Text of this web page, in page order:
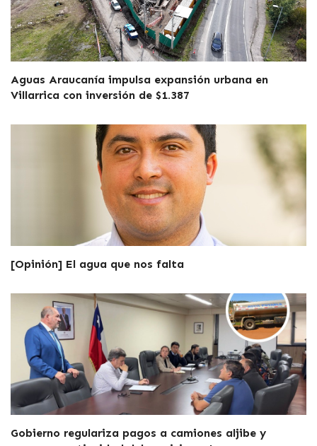
Aguas Araucanía impulsa expansión urbana en
Villarrica con inversión de $1.387
[Opinión] El agua que nos falta
Gobierno regulariza pagos a camiones aljibe y